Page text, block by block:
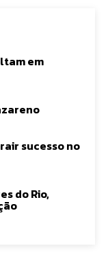
em
sucesso no
do Rio,